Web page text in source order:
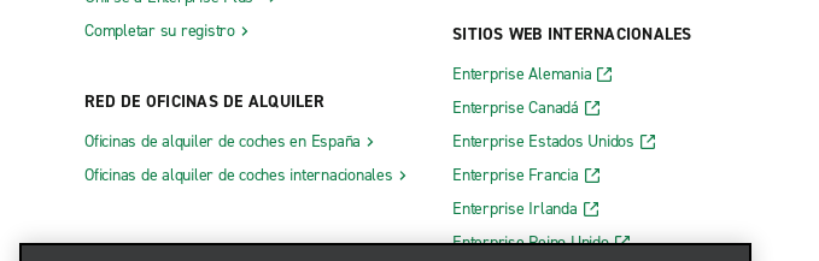
Completar su registro
RED DE OFICINAS DE ALQUILER
Oficinas de alquiler de coches en España
Oficinas de alquiler de coches internacionales
SITIOS WEB INTERNACIONALES
Enterprise Alemania
Enterprise Canadá
Enterprise Estados Unidos
Enterprise Francia
Enterprise Irlanda
Enterprise Reino Unido